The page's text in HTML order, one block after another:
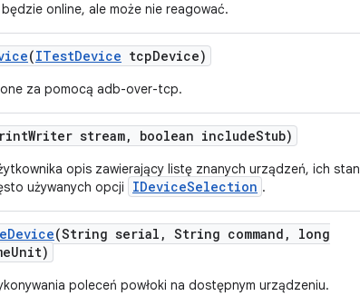
będzie online, ale może nie reagować.
(ITestDevice tcpDevice)
za pomocą adb-over-tcp.
Writer stream, boolean includeStub)
opis zawierający listę znanych urządzeń, ich stan
używanych opcji
IDeviceSelection .
Device(String serial , String command ,
long
Unit)
poleceń powłoki na dostępnym urządzeniu.